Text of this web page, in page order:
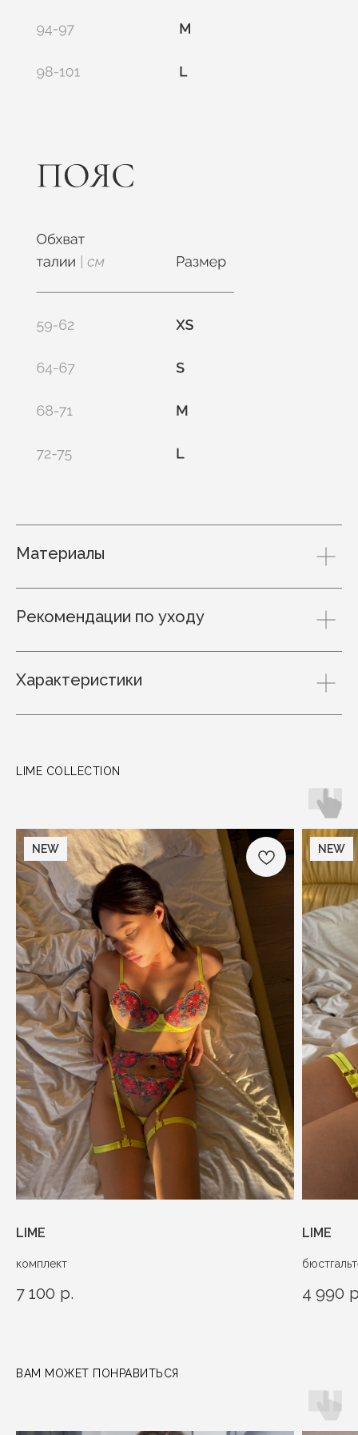
Материалы
Рекомендации по уходу
Характеристики
LIME COLLECTION
NEW
LIME
комплект
7 100 р.
NEW
LIME
4 990
ВАМ МОЖЕТ ПОНРАВИТЬСЯ